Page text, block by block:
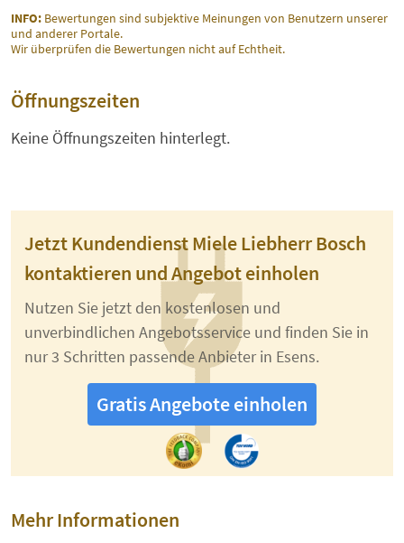
INFO: Bewertungen sind subjektive Meinungen von Benutzern unserer
und anderer Portale.
Wir überprüfen die Bewertungen nicht auf Echtheit.
Öffnungszeiten
Keine Öffnungszeiten hinterlegt.
Jetzt Kundendienst Miele Liebherr Bosch
kontaktieren und Angebot einholen
Nutzen Sie jetzt den kostenlosen und
unverbindlichen Angebotsservice und finden Sie in
nur 3 Schritten passende Anbieter in Esens.
Gratis Angebote einholen
Mehr Informationen